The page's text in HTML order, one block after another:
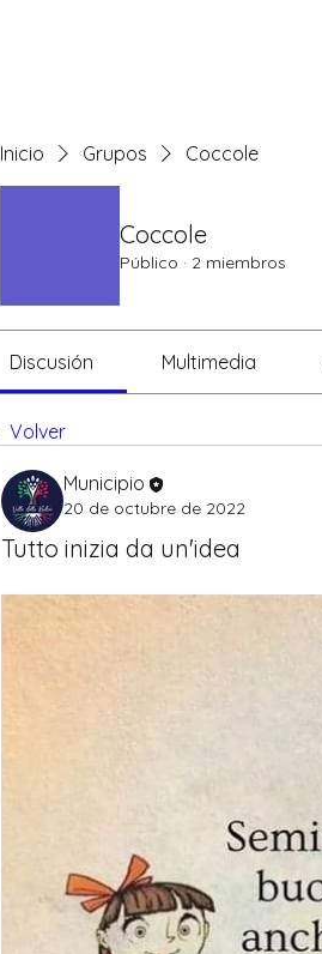
Inicio Grupos Coccole
Coccole
Público · 2 miembros
Discusión Multimedia
Volver
Municipio
20 de octubre de 2022
Tutto inizia da un'idea